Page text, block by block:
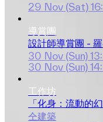
29 Nov (Sat)
導賞團
設計師導賞團 -
30 Nov (Sun)
30 Nov (Sun)
工作坊
「化身：流動的
仝建築